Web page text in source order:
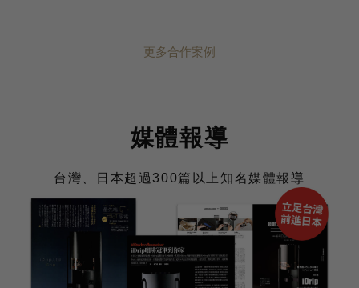
更多合作案例
媒體報導
台灣、日本超過300篇以上知名媒體報導